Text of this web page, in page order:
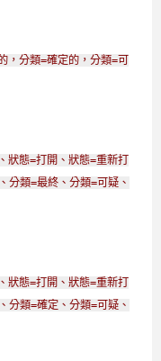
，分類=確定的，分類=可
狀態=打開、狀態=重新打
分類=最終、分類=可疑、
狀態=打開、狀態=重新打
分類=確定、分類=可疑、